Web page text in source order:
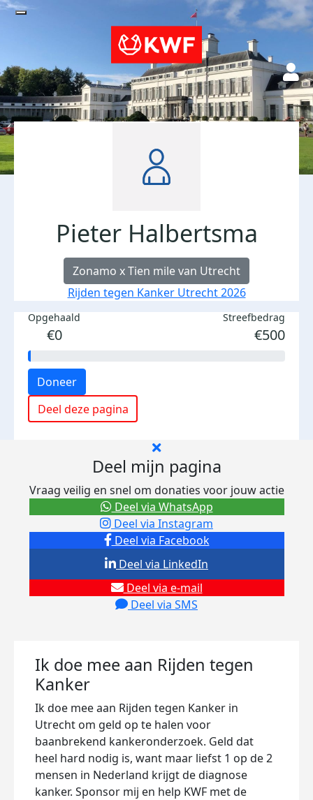
Pieter Halbertsma
Zonamo x Tien mile van Utrecht
Rijden tegen Kanker Utrecht 2026
Opgehaald
€0
Streefbedrag
€500
Doneer
Deel deze pagina
Deel mijn pagina
Vraag veilig en snel om donaties voor jouw actie
Deel via Facebook
Deel via Instagram
Deel via e-mail
Deel via SMS
Deel via LinkedIn
Deel via WhatsApp
Ik doe mee aan Rijden tegen
Kanker
Ik doe mee aan Rijden tegen Kanker in
Utrecht om geld op te halen voor
baanbrekend kankeronderzoek. Geld dat
heel hard nodig is, want maar liefst 1 op de 2
mensen in Nederland krijgt de diagnose
kanker. Sponsor mij en help KWF met de